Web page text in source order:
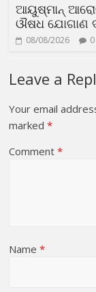
ଆୟୁଷ୍ମାନ୍‍
ଔଷଧ ଯୋଗାଣ
08/08/2026 0
Leave a
Your email
marked*
Comment*
Name*